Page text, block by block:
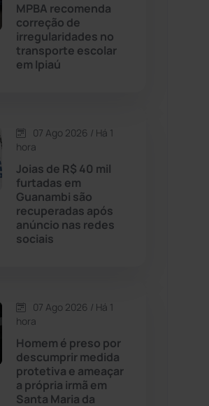
Diamantina (430)
do Sincorá
(391)
(522)
MPBA recomenda
correção de
irregularidades no
transporte escolar
em Ipiaú
07 Ago 2026 / Há 1
hora
Joias de R$ 40 mil
furtadas em
Guanambi são
recuperadas após
anúncio nas redes
sociais
07 Ago 2026 / Há 1
hora
Homem é preso por
descumprir medida
protetiva e ameaçar
a própria irmã em
Santa Maria da